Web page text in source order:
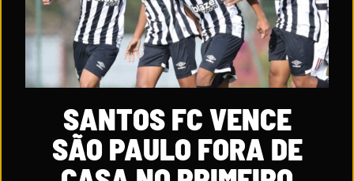
SANTOS FC VENCE
SÃO PAULO FORA DE